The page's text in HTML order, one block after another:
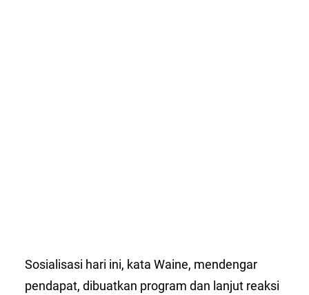
Sosialisasi hari ini, kata Waine, mendengar
pendapat, dibuatkan program dan lanjut reaksi